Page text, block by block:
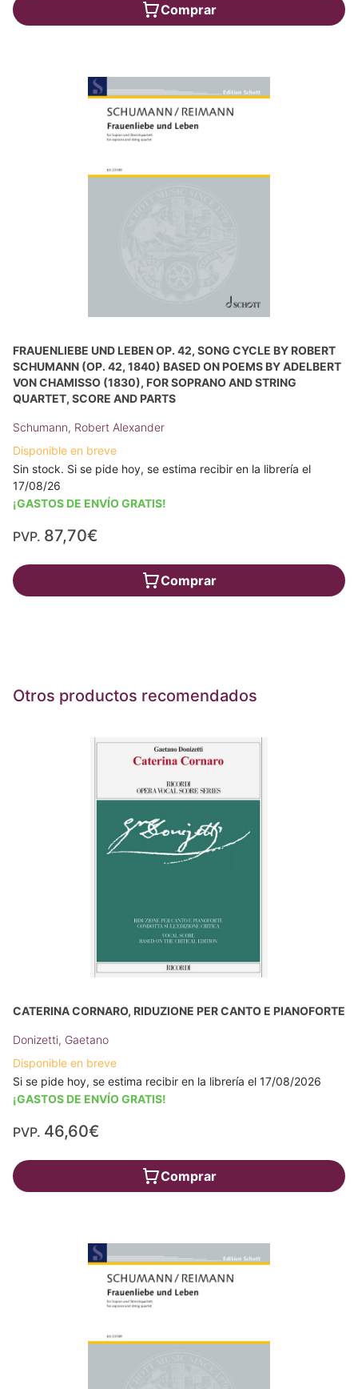
Comprar
FRAUENLIEBE UND LEBEN OP. 42, SONG CYCLE BY ROBERT
SCHUMANN (OP. 42, 1840) BASED ON POEMS BY ADELBERT
VON CHAMISSO (1830), FOR SOPRANO AND STRING
QUARTET, SCORE AND PARTS
Schumann, Robert Alexander
Disponible en breve
Sin stock. Si se pide hoy, se estima recibir en la librería el
17/08/26
¡GASTOS DE ENVÍO GRATIS!
PVP. 87,70€
Comprar
Otros productos recomendados
CATERINA CORNARO, RIDUZIONE PER CANTO E PIANOFORTE
Donizetti, Gaetano
Disponible en breve
Si se pide hoy, se estima recibir en la librería el 17/08/2026
¡GASTOS DE ENVÍO GRATIS!
PVP. 46,60€
Comprar